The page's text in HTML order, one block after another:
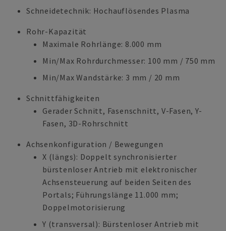
Schneidetechnik: Hochauflösendes Plasma
Rohr-Kapazität
Maximale Rohrlänge: 8.000 mm
Min/Max Rohrdurchmesser: 100 mm / 750 mm
Min/Max Wandstärke: 3 mm / 20 mm
Schnittfähigkeiten
Gerader Schnitt, Fasenschnitt, V-Fasen, Y-
Fasen, 3D-Rohrschnitt
Achsenkonfiguration / Bewegungen
X (längs): Doppelt synchronisierter
bürstenloser Antrieb mit elektronischer
Achsensteuerung auf beiden Seiten des
Portals; Führungslänge 11.000 mm;
Doppelmotorisierung
Y (transversal): Bürstenloser Antrieb mit